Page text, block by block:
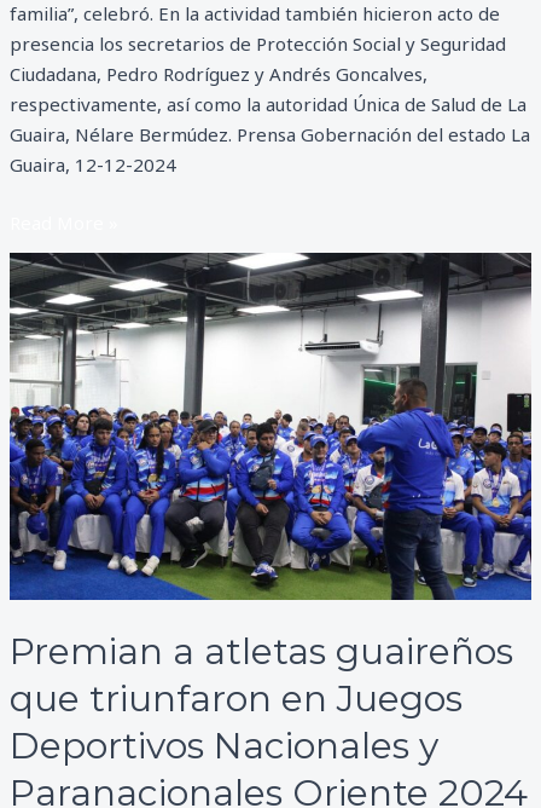
familia”, celebró. En la actividad también hicieron acto de
presencia los secretarios de Protección Social y Seguridad
Ciudadana, Pedro Rodríguez y Andrés Goncalves,
respectivamente, así como la autoridad Única de Salud de La
Guaira, Nélare Bermúdez. Prensa Gobernación del estado La
Guaira, 12-12-2024
Premian a atletas guaireños
que triunfaron en Juegos
Deportivos Nacionales y
Paranacionales Oriente 2024
Premian
a
atletas
guaireños
que
triunfaron
en
Juegos
Deportivos
Nacionales
y
Paranacionales
2024